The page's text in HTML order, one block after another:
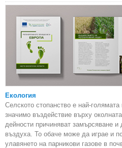
Екология
Селското стопанство е най-
значимо въздействие върху
дейности причиняват замърсяване
въздуха. То обаче може да играе и
улавянето на парникови газове в